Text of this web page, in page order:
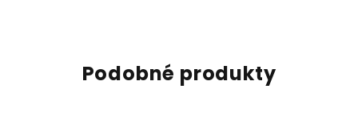
Podobné produkty